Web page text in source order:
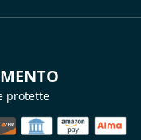
protette